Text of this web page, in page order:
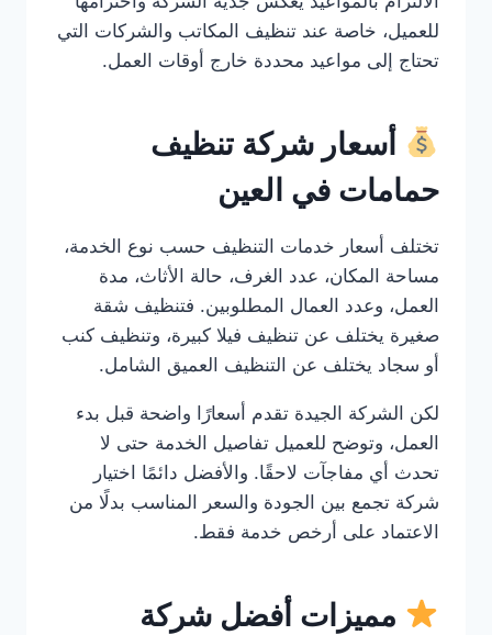
للعميل، خاصة عند تنظيف المكاتب والشركات التي
تحتاج إلى مواعيد محددة خارج أوقات العمل.
أسعار شركة تنظيف
حمامات في العين
تختلف أسعار خدمات التنظيف حسب نوع الخدمة،
مساحة المكان، عدد الغرف، حالة الأثاث، مدة
العمل، وعدد العمال المطلوبين. فتنظيف شقة
صغيرة يختلف عن تنظيف فيلا كبيرة، وتنظيف كنب
أو سجاد يختلف عن التنظيف العميق الشامل.
لكن الشركة الجيدة تقدم أسعارًا واضحة قبل بدء
العمل، وتوضح للعميل تفاصيل الخدمة حتى لا
تحدث أي مفاجآت لاحقًا. والأفضل دائمًا اختيار
شركة تجمع بين الجودة والسعر المناسب بدلًا من
الاعتماد على أرخص خدمة فقط.
مميزات أفضل شركة